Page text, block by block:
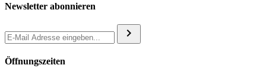
Newsletter abonnieren
chevron_right
Öffnungszeiten